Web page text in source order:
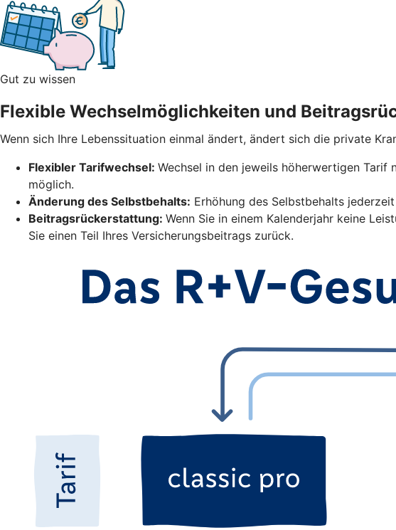
Gut zu wissen
Flexible Wechselmöglichkeiten und
Wenn sich Ihre Lebenssituation einmal ändert, ändert sich die private
Flexibler Tarifwechsel: Wechsel in den jeweils höherwertigen Tarif
möglich.
Änderung des Selbstbehalts: Erhöhung des Selbstbehalts
Beitragsrückerstattung: Wenn Sie in einem Kalenderjahr keine
Sie einen Teil Ihres Versicherungsbeitrags zurück.